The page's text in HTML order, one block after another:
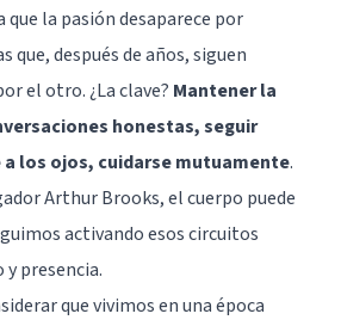
que la pasión desaparece por
que, después de años, siguen
el otro. ¿La clave? Mantener la
honestas, seguir
los ojos, cuidarse mutuamente.
Arthur Brooks, el cuerpo puede
activando esos circuitos
presencia.
que vivimos en una época